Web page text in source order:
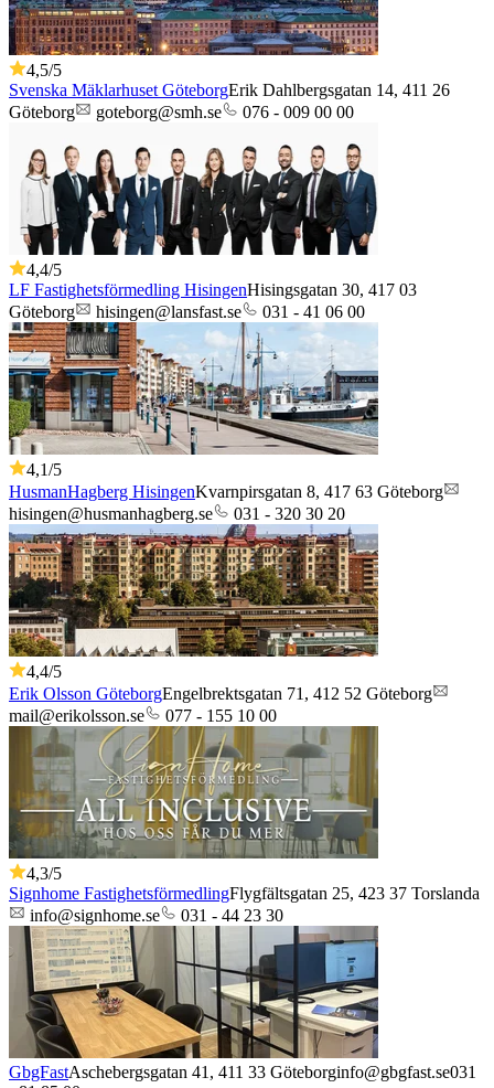
4,5/5
Svenska Mäklarhuset GöteborgErik Dahlbergsgatan 14, 411 26
Göteborg
goteborg@smh.se 076 - 009 00 00
4,4/5
LF Fastighetsförmedling HisingenHisingsgatan 30, 417 03
Göteborg
hisingen@lansfast.se 031 - 41 06 00
4,1/5
HusmanHagberg HisingenKvarnpirsgatan 8, 417 63 Göteborg
hisingen@husmanhagberg.se
031 - 320 30 20
4,4/5
Erik Olsson GöteborgEngelbrektsgatan 71, 412 52 Göteborg
mail@erikolsson.se
077 - 155 10 00
4,3/5
Signhome FastighetsförmedlingFlygfältsgatan 25, 423 37 Torslanda
info@signhome.se
031 - 44 23 30
GbgFastAschebergsgatan 41, 411 33 Göteborginfo@gbgfast.se031